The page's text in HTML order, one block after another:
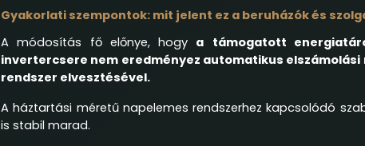
Gyakorlati szempontok: mit jelent ez a beruházók és
A módosítás fő előnye, hogy a támogatott
invertercsere nem eredményez automatikus
rendszer elvesztésével.
A háztartási méretű napelemes rendszerhez kapcsolódó
is stabil marad.